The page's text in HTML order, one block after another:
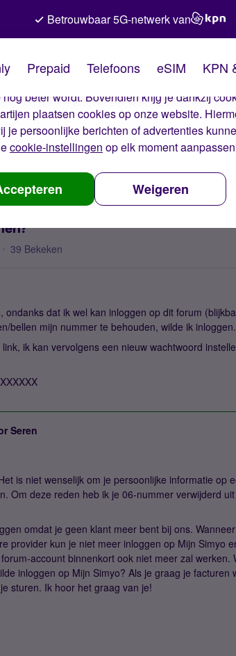
cookies van Simyo
cookies op onze website. Met deze
beter wordt. Bovendien krijg je dankzij
plaatsen cookies op onze website.
je persoonlijke berichten of advertenties
cookie-instellingen op elk moment
Weigeren
Betrouwbaar 5G-netwerk van
Prepaid Telefoons eSIM KPN
39 Bekeken
ondanks dat ik wel kan inloggen op dit forum
bellen mijn nummer te behouden, wilde ik inloggen.
ik kan vervolgens een nieuw wachtwoord
Seren
is niet wenselijk om je persoonlijke informatie op
Om deze reden heb ik je 06-nummer verwijderd
omdat je geen klant meer bent bij ons.
provider kun je niet meer inloggen op Mijn Simyo
account binnenkort ook niet meer zal werken.
inloggen op Mijn Simyo? Als je graag je facturen
sturen. Ik hoor het graag van je!